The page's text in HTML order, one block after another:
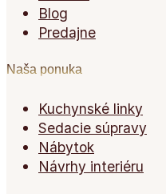
Blog
Predajne
Naša ponuka
Kuchynské linky
Sedacie súpravy
Nábytok
Návrhy interiéru